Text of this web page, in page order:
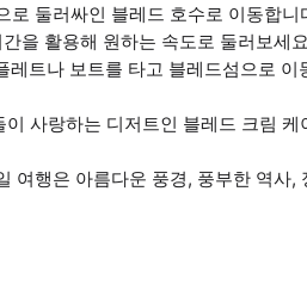
로 둘러싸인 블레드 호수로 이동합
을 활용해 원하는 속도로 둘러보세
레트나 보트를 타고 블레드섬으로
사랑하는 디저트인 블레드 크림 케
여행은 아름다운 풍경, 풍부한 역사